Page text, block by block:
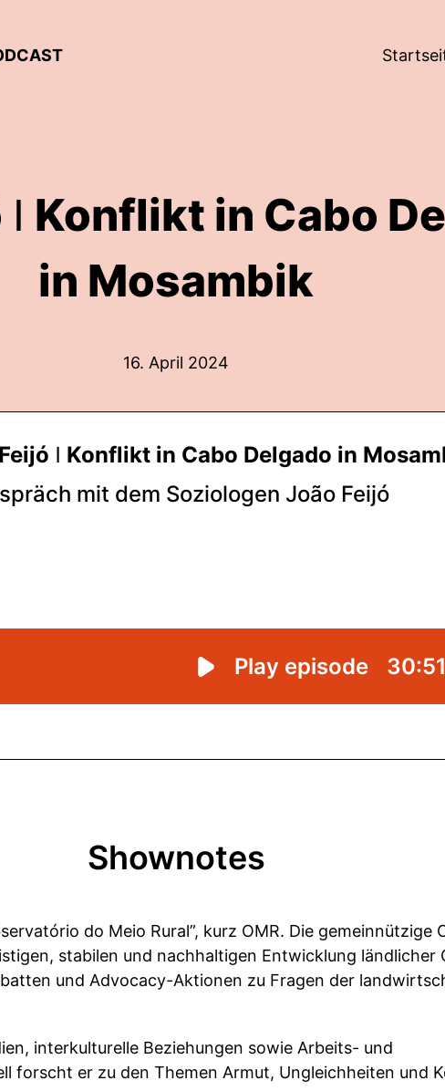
Konflikt in Cabo
in Mosambik
16. April 2024
Shownotes
do Meio Rural”, kurz OMR. Die gemeinnützige
stabilen und nachhaltigen Entwicklung ländlicher
und Advocacy-Aktionen zu Fragen der
interkulturelle Beziehungen sowie Arbeits- und
forscht er zu den Themen Armut, Ungleichheiten und